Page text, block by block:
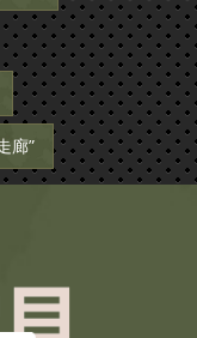
廊”